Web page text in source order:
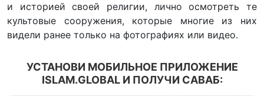
и историей своей религии, лично осмотреть те
культовые сооружения, которые многие из них
видели ранее только на фотографиях или видео.
УСТАНОВИ МОБИЛЬНОЕ ПРИЛОЖЕНИЕ
ISLAM.GLOBAL И ПОЛУЧИ САВАБ: